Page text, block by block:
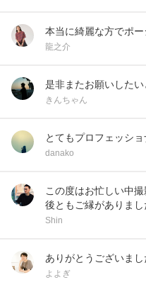
本当に綺麗な方でポ
龍之介
是非またお願いした
きんちゃん
とてもプロフェッシ
danako
この度はお忙しい中
後ともご縁がありまし
Shin
ありがとうございまし
よよぎ